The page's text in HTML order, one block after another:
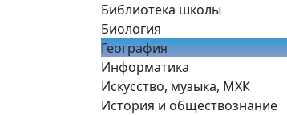
Библиотека школы
Биология
География
Информатика
Искусство, музыка, МХК
История и обществознание